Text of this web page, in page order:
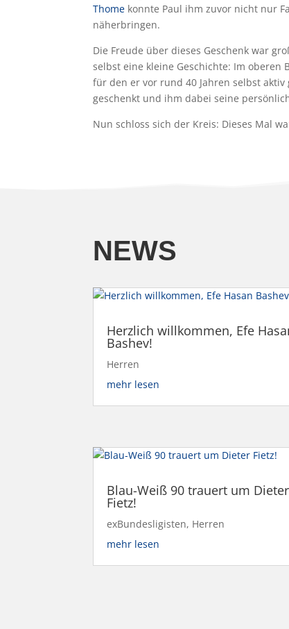
Thome konnte Paul ihm zuvor nicht nur
näherbringen.
Die Freude über dieses Geschenk war
selbst eine kleine Geschichte: Im oberen
für den er vor rund 40 Jahren selbst
geschenkt und ihm dabei seine
Nun schloss sich der Kreis: Dieses Mal
NEWS
Herzlich willkommen, Efe
Bashev!
Herren
mehr lesen
Blau-Weiß 90 trauert um Dieter
Fietz!
exBundesligisten, Herren
mehr lesen